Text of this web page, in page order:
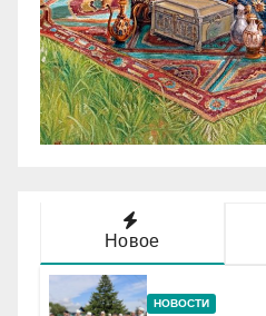
Новое
НОВОСТИ